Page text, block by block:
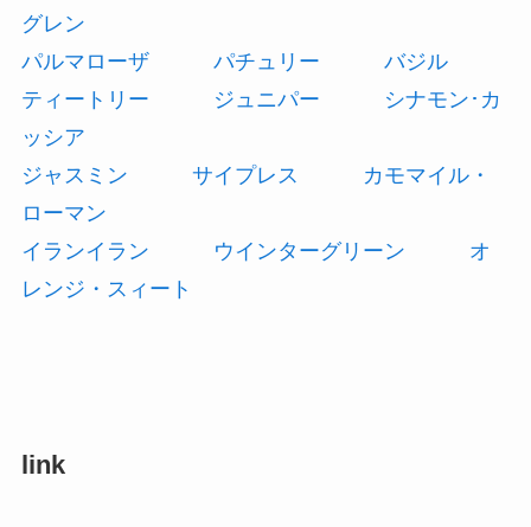
グレン
パルマローザ
パチュリー
バジル
ティートリー
ジュニパー
シナモン･カ
ッシア
ジャスミン
サイプレス
カモマイル・
ローマン
イランイラン
ウインターグリーン
オ
レンジ・スィート
link